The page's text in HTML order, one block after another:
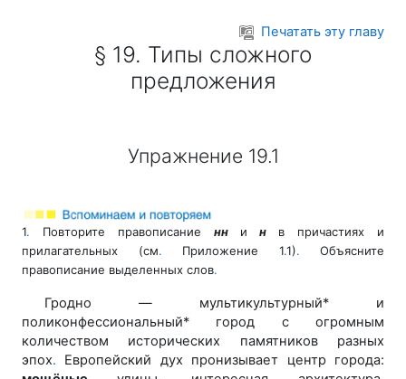
Печатать эту главу
§ 19. Типы сложного
предложения
Упражнение 19.1
1. Повторите правописание нн ин в причастиях и
прилагательных (см. Приложение 1.1). Объясните
правописание выделенных слов.
Гродно — мультикультурный* и
поликонфессиональный* город с огромным
количеством исторических памятников разных
эпох.
Европейский дух пронизывает центр города: